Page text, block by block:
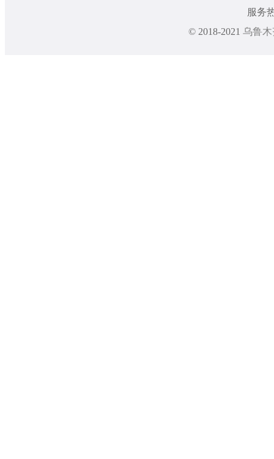
服务
© 2018-2021 乌鲁